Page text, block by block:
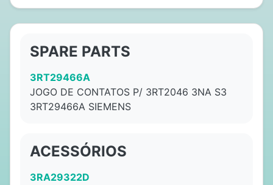
SPARE PARTS
3RT29466A
JOGO DE CONTATOS P/ 3RT2046 3NA S3
3RT29466A SIEMENS
ACESSÓRIOS
3RA29322D